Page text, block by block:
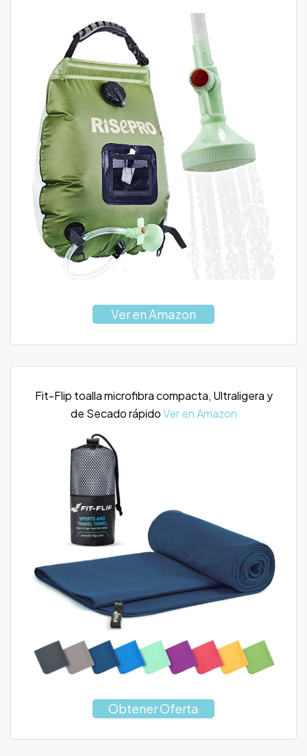
Ver en Amazon
Fit-Flip toalla microfibra compacta, Ultraligera y
de Secado rápidoVer en Amazon
Obtener Oferta